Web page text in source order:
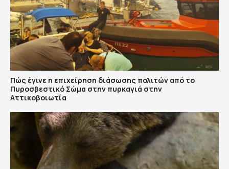
Πώς έγινε η επιχείρηση διάσωσης πολιτών από το
Πυροσβεστικό Σώμα στην πυρκαγιά στην
Αττικοβοιωτία